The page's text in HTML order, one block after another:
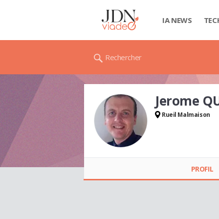
IA NEWS
Rechercher
Jerome
Rueil Malmaison
PROFIL